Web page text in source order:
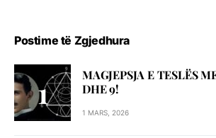
Postime të Zgjedhura
MAGJEPSJA E TESLËS
DHE 9!
1 MARS, 2026